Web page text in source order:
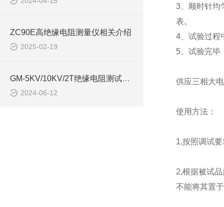
ZC90E高绝缘电阻测量仪相关介绍
2025-02-19
GM-5KV/10KV/2T绝缘电阻测试仪量程宽
2024-06-12
3、顺时针均
表。
4、试验过程
5、试验完毕
供应三相大
使用方法：
1,按照调试
2,根据被试
不能将其置